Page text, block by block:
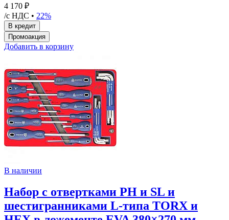
4 170 ₽
/с НДС • 22%
Добавить в корзину
В наличии
Набор с отвертками PH и SL и
шестигранниками L-типа TORX и